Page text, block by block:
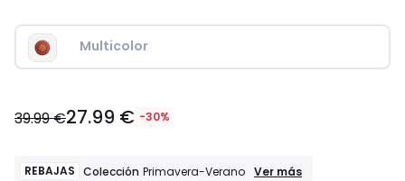
Multicolor
€
de
39.99 €27.99 € -30%
REBAJAS Colección Primavera-Verano REBAJAS
Ver más